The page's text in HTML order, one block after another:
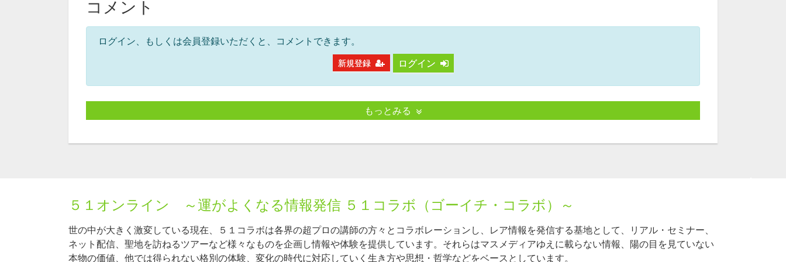
コメント
ログイン、もしくは会員登録いただくと、コメントできます。
新規登録 ログイン
もっとみる
５１オンライン ～運がよくなる情報発信 ５１コラボ（ゴーイチ・コラボ）～
世の中が大きく激変している現在、５１コラボは各界の超プロの講師の方々とコラボレーションし、レア情報を発信する基地として、リアル・セミナー、
ネット配信、聖地を訪ねるツアーなど様々なものを企画し情報や体験を提供しています。それらはマスメディアゆえに載らない情報、陽の目を見ていない
本物の価値、他では得られない格別の体験、変化の時代に対応していく生き方や思想・哲学などをベースとしています。